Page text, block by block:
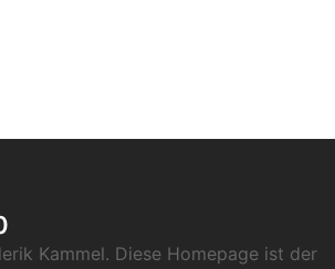
Kammel. Diese Homepage ist der